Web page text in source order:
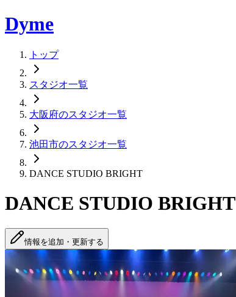
Dyme
トップ
スタジオ一覧
大阪府のスタジオ一覧
池田市のスタジオ一覧
DANCE STUDIO BRIGHT
DANCE STUDIO BRIGHT
情報を追加・更新する